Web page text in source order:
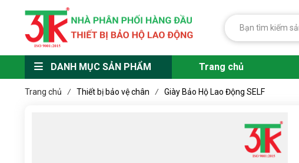
DANH MỤC SẢN PHẨM Trang chủ
Trang chủ / Thiết bị bảo vệ chân / Giày Bảo Hộ Lao Động SELF